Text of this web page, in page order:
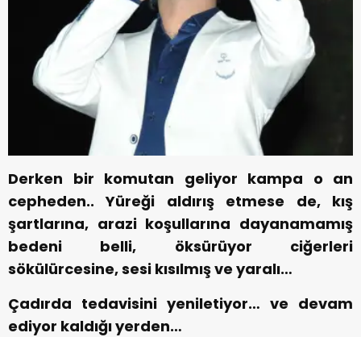
Derken bir komutan geliyor kampa o an
cepheden.. Yüreği aldırış etmese de, kış
şartlarına, arazi koşullarına dayanamamış
bedeni belli, öksürüyor ciğerleri
sökülürcesine, sesi kısılmış ve yaralı…
Çadırda tedavisini yeniletiyor… ve devam
ediyor kaldığı yerden…